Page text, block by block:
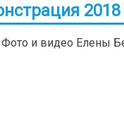
и видео Елены